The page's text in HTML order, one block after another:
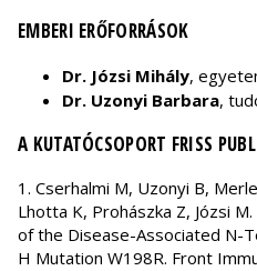
EMBERI ERŐFORRÁSOK
Dr. Józsi Mihály,
Dr. Uzonyi Barbara,
A KUTATÓCSOPORT FRISS
1. Cserhalmi M, Uzonyi B,
Lhotta K, Prohászka Z, Józsi
of the Disease-Associated N-
H Mutation W198R. Front